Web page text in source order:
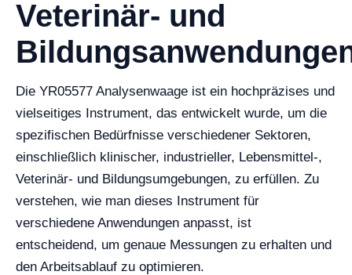
Veterinär- und
Die YR05577 Analysenwaage ist ein hochpräzises und
vielseitiges Instrument, das entwickelt wurde, um die
spezifischen Bedürfnisse verschiedener Sektoren,
einschließlich klinischer, industrieller, Lebensmittel-,
Veterinär- und Bildungsumgebungen, zu erfüllen. Zu
verstehen, wie man dieses Instrument für
verschiedene Anwendungen anpasst, ist
entscheidend, um genaue Messungen zu erhalten und
den Arbeitsablauf zu optimieren.